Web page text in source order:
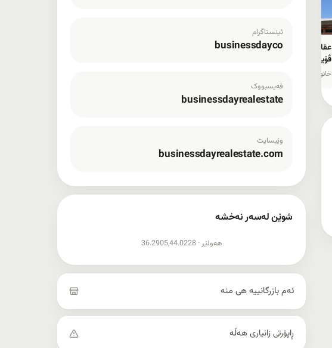
عقارات باغی شەقڵاوە لقی
ڤۆیاج مۆڵ
خانووبەرە ·
عقارات باغی شەقڵاوە لقی
ئینستاگرام
businessdayco
فەیسبووک
businessdayrealestate
وێبسایت
businessdayrealestate.com
شوێن لەسەر نەخشە
نیشاندانی نەخشەهەولێر ·36.2905,44.0228
ئەم بازرگانییە هی منە
ڕاپۆرتی زانیاری هەڵە